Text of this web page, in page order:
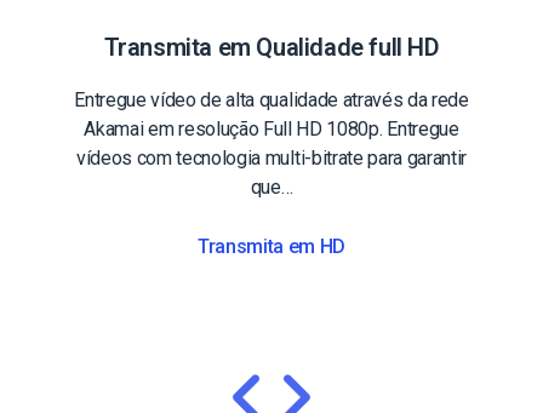
Transmita em Qualidade full HD
Entregue vídeo de alta qualidade através da rede
Akamai em resolução Full HD 1080p. Entregue
vídeos com tecnologia multi-bitrate para garantir
que…
Transmita em HD